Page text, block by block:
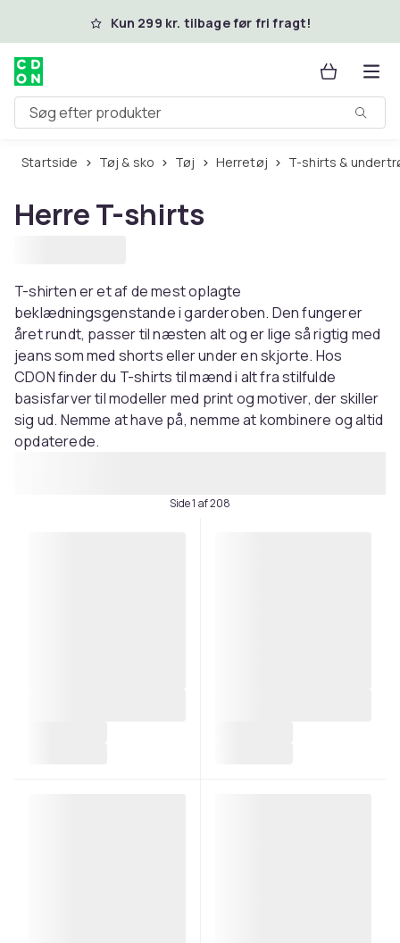
Spring til hovedindhold
Kun 299 kr. tilbage før fri fragt!
Søg efter produkter
Startside Tøj & sko Tøj Herretøj T-shirts &
Herre T-shirts
T-shirten er et af de mest oplagte
beklædningsgenstande i garderoben. Den fungerer
året rundt, passer til næsten alt og er lige så rigtig med
jeans som med shorts eller under en skjorte. Hos
CDON finder du T-shirts til mænd i alt fra stilfulde
basisfarver til modeller med print og motiver, der skiller
sig ud. Nemme at have på, nemme at kombinere og altid
opdaterede.
Side 1 af 208